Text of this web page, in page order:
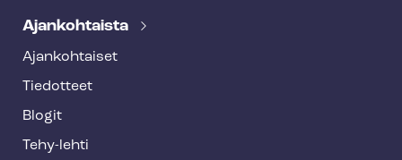
Ajankohtaista
Ajankohtaiset
Tiedotteet
Blogit
Tehy-lehti